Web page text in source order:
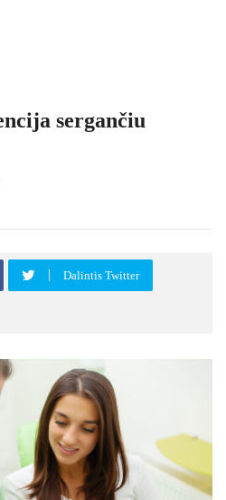
sergančiu
Dalintis Twitter